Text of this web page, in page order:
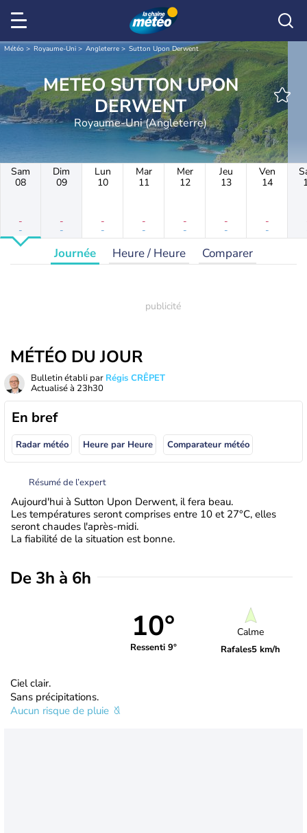
Météo Royaume-Uni Angleterre Sutton Upon Derwent
METEO SUTTON UPON
DERWENT
Royaume-Uni (Angleterre)
Sam
08
-
-
Dim
09
-
-
Lun
10
-
-
Mar
11
-
-
Mer
12
-
-
Jeu
13
-
-
Ven
14
-
-
Journée Heure / Heure Comparer
MÉTÉO DU JOUR
Bulletin établi par Régis CRÊPET
Actualisé à 23h30
En bref
Radar météo Heure par Heure Comparateur météo
Résumé de l’expert
Aujourd'hui à Sutton Upon Derwent, il fera beau.
Les températures seront comprises entre 10 et 27°C, elles
seront chaudes l'après-midi.
La fiabilité de la situation est bonne.
De 3h à 6h
10°
Ressenti 9°
Calme
Rafales5 km/h
Ciel clair.
Sans précipitations.
Aucun risque de pluie